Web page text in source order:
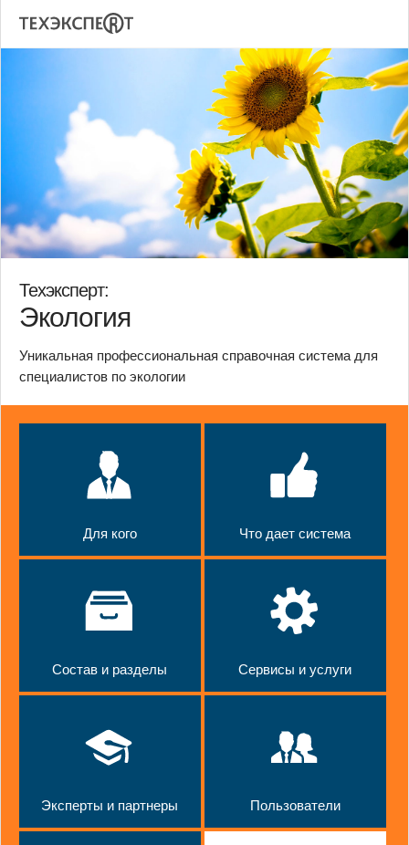
Техэксперт:
Экология
Уникальная профессиональная справочная система для
специалистов по экологии
Для кого Что дает система
Состав и разделы Сервисы и услуги
Эксперты и партнеры Пользователи